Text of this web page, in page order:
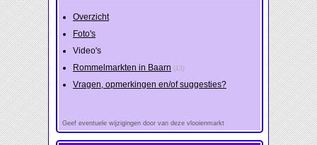
Overzicht
Foto's
Video's
Rommelmarkten in Baarn (13)
Vragen, opmerkingen en/of suggesties?
Geef eventuele wijzigingen door van deze vlooienmarkt